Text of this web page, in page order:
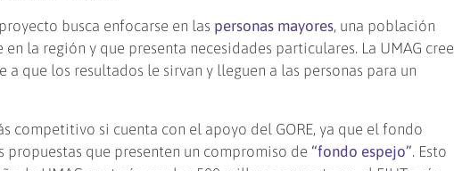
busca enfocarse en las personas mayores, una población
la región y que presenta necesidades particulares. La UMAG cree
que los resultados le sirvan y lleguen a las personas para un
competitivo si cuenta con el apoyo del GORE, ya que el fondo
propuestas que presenten un compromiso de“fondo espejo”. Esto